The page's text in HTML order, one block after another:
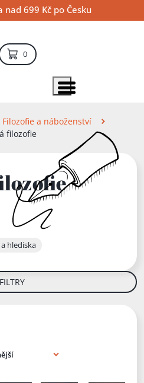
699 Kč po Česku
0položek – košík
Zobrazit položky menu
Filozofie a náboženství
filozofie
hlediska
FILTRY